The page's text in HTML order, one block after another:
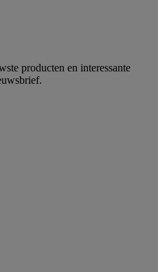
producten en interessante